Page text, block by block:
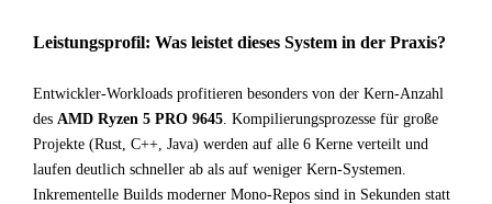
Leistungsprofil: Was leistet dieses System in der Praxis?
Entwickler-Workloads profitieren besonders von der Kern-Anzahl
des AMD Ryzen 5 PRO 9645. Kompilierungsprozesse für große
Projekte (Rust, C++, Java) werden auf alle 6 Kerne verteilt und
laufen deutlich schneller ab als auf weniger Kern-Systemen.
Inkrementelle Builds moderner Mono-Repos sind in Sekunden statt